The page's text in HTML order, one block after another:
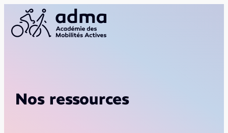
Nos ressources